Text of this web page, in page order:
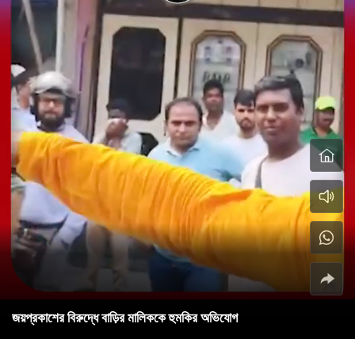
জয়প্রকাশের বিরুদ্ধে বাড়ির মালিককে হুমকির অভিযোগ